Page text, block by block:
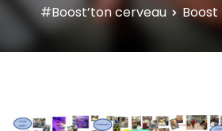
#Boost’ton cerveau